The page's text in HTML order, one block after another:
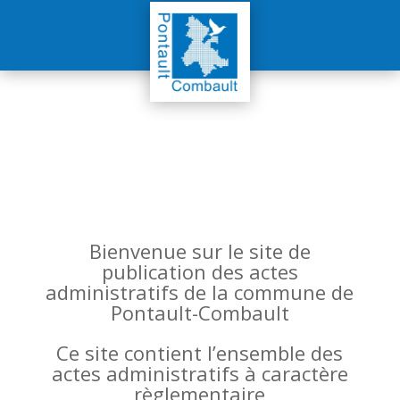
Bienvenue sur le site de
publication des actes
administratifs de la commune de
Pontault-Combault
Ce site contient l’ensemble des
actes administratifs à caractère
règlementaire